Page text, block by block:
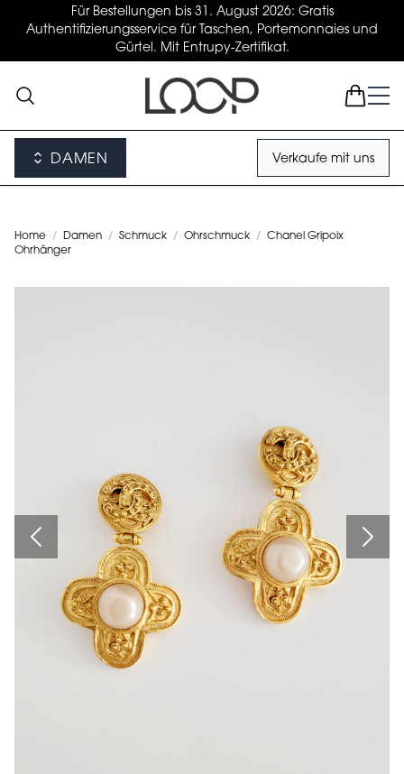
Für Bestellungen bis 31. August 2026: Gratis
Authentifizierungsservice für Taschen, Portemonnaies und
Gürtel. Mit Entrupy-Zertifikat.
DAMEN Verkaufe mit uns
Home / Damen / Schmuck / Ohrschmuck / Chanel Gripoix
Ohrhänger